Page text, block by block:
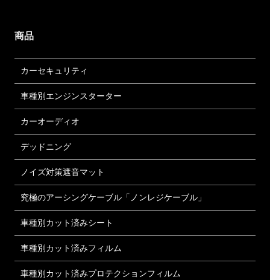
商品
カーセキュリティ
車種別エンジンスターター
カーオーディオ
デッドニング
ノイズ対策遮音マット
究極のアーシングケーブル「ノンレジケーブル」
車種別カット済みシート
車種別カット済みフィルム
車種別カット済みプロテクションフィルム